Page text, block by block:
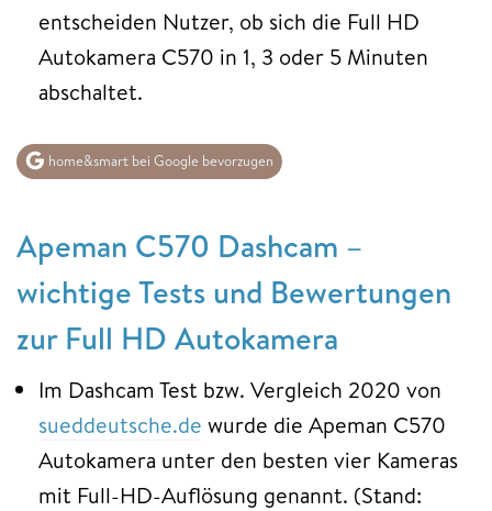
entscheiden Nutzer, ob sich die Full HD
Autokamera C570 in 1, 3 oder 5 Minuten
abschaltet.
home&smart bei Google bevorzugen
Apeman C570 Dashcam –
wichtige Tests und Bewertungen
zur Full HD Autokamera
Im Dashcam Test bzw. Vergleich 2020 von
sueddeutsche.de wurde die Apeman C570
Autokamera unter den besten vier Kameras
mit Full-HD-Auflösung genannt. (Stand: